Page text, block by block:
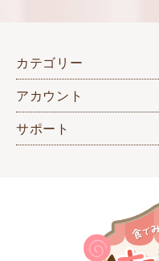
カテゴリー
アカウント
サポート